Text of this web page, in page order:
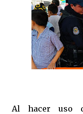
Al hacer uso